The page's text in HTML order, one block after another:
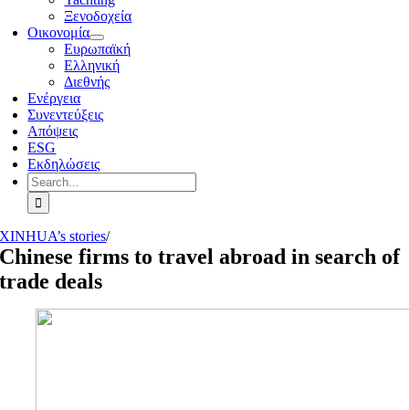
Ξενοδοχεία
Οικονομία
Ευρωπαϊκή
Ελληνική
Διεθνής
Ενέργεια
Συνεντεύξεις
Απόψεις
ESG
Εκδηλώσεις
Search
for:
XINHUA’s stories/
Chinese firms to travel abroad in search of
trade deals